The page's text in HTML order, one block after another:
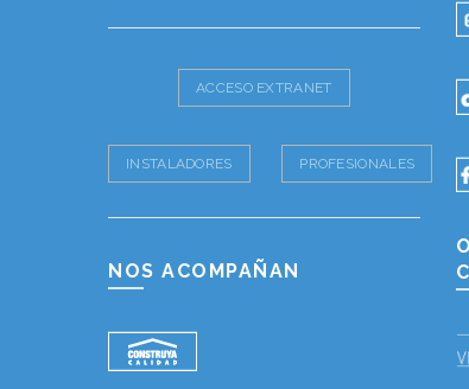
ACCESO EXTRANET
INSTALADORES PROFESIONALES
NOS ACOMPAÑAN